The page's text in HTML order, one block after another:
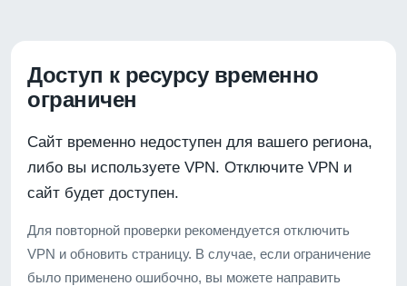
Доступ к ресурсу временно
ограничен
Сайт временно недоступен для вашего региона,
либо вы используете VPN. Отключите VPN и
сайт будет доступен.
Для повторной проверки рекомендуется отключить
VPN и обновить страницу. В случае, если ограничение
было применено ошибочно, вы можете направить